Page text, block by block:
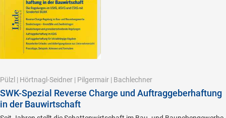
Pülzl | Hörtnagl-Seidner | Pilgermair | Bachlechner
SWK-Spezial Reverse Charge und Auftraggeberhaftung
in der Bauwirtschaft